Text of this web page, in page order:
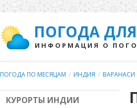
ПОГОДА
ИНФОРМАЦИЯ О
ПОГОДА ПО МЕСЯЦАМ / ИНДИЯ / ВАРАНАСИ
КУРОРТЫ ИНДИИ